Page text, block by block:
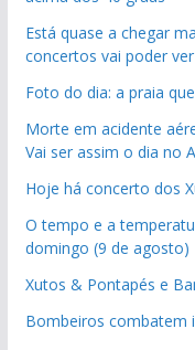
Está quase a chegar
concertos vai poder ver
Foto do dia: a praia
Morte em acidente
Vai ser assim o dia no
Hoje há concerto dos
O tempo e a
domingo (9 de agosto)
Xutos & Pontapés e
Bombeiros combatem